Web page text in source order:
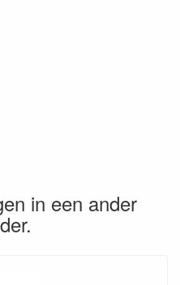
in een ander